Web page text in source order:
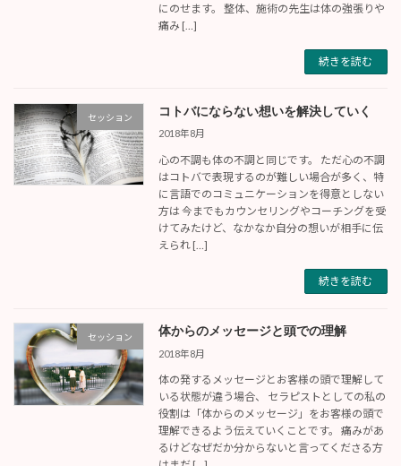
にのせます。 整体、施術の先生は体の強張りや
痛み […]
続きを読む
セッション コトバにならない想いを解決していく
2018年8月
心の不調も体の不調と同じです。 ただ心の不調
はコトバで表現するのが難しい場合が多く、特
に言語でのコミュニケーションを得意としない
方は 今までもカウンセリングやコーチングを受
けてみたけど、なかなか自分の想いが相手に伝
えられ […]
続きを読む
セッション 体からのメッセージと頭での理解
2018年8月
体の発するメッセージとお客様の頭で理解して
いる状態が違う場合、 セラピストとしての私の
役割は「体からのメッセージ」をお客様の頭で
理解できるよう伝えていくことです。 痛みがあ
るけどなぜだか分からないと言ってくださる方